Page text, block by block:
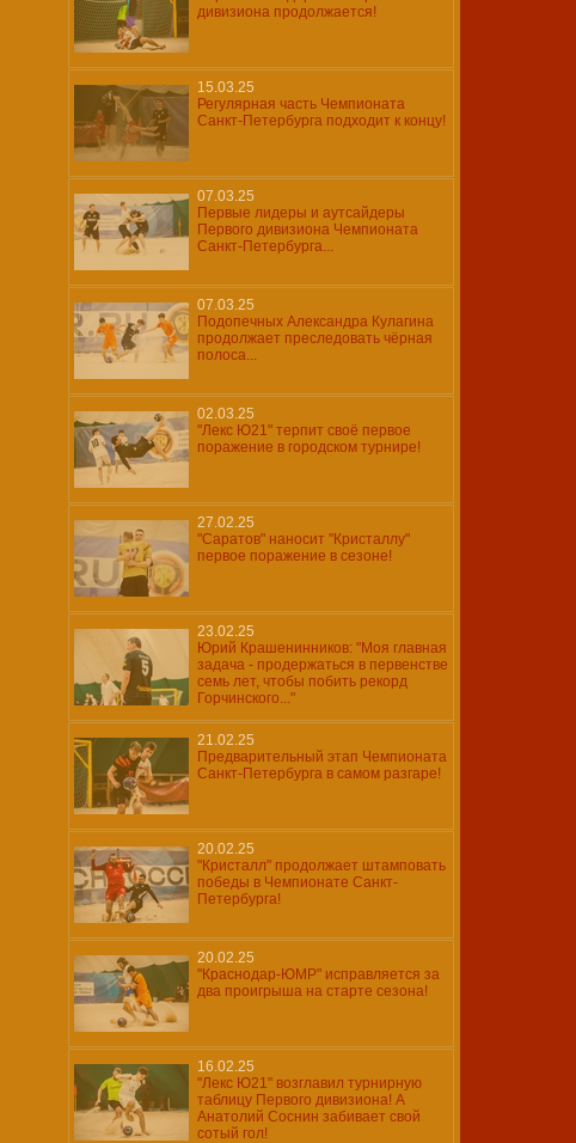
дивизиона продолжается!
15.03.25
Регулярная часть Чемпионата
Санкт-Петербурга подходит к концу!
07.03.25
Первые лидеры и аутсайдеры
Первого дивизиона Чемпионата
Санкт-Петербурга...
07.03.25
Подопечных Александра Кулагина
продолжает преследовать чёрная
полоса...
02.03.25
"Лекс Ю21" терпит своё первое
поражение в городском турнире!
27.02.25
"Саратов" наносит "Кристаллу"
первое поражение в сезоне!
23.02.25
Юрий Крашенинников: "Моя главная
задача - продержаться в первенстве
семь лет, чтобы побить рекорд
Горчинского..."
21.02.25
Предварительный этап Чемпионата
Санкт-Петербурга в самом разгаре!
20.02.25
"Кристалл" продолжает штамповать
победы в Чемпионате Санкт-
Петербурга!
20.02.25
"Краснодар-ЮМР" исправляется за
два проигрыша на старте сезона!
16.02.25
"Лекс Ю21" возглавил турнирную
таблицу Первого дивизиона! А
Анатолий Соснин забивает свой
сотый гол!